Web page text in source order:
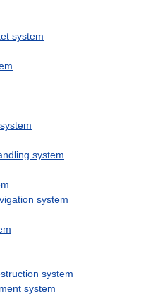
system
system
system
system
system